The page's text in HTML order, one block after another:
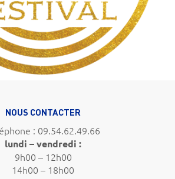
NOUS CONTACTER
: 09.54.62.49.66
lundi – vendredi :
9h00 – 12h00
14h00 – 18h00